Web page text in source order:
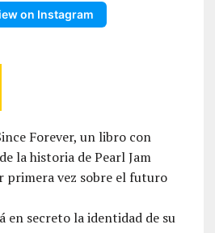
on Instagram
Forever, un libro con
la historia de Pearl Jam
primera vez sobre el futuro
en secreto la identidad de su